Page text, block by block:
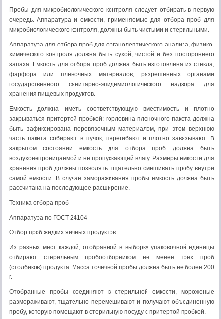
Пробы для микробиологического контроля следует отбирать в первую
очередь. Аппаратура и емкости, применяемые для отбора проб для
микробиологического контроля, должны быть чистыми и стерильными.
Аппаратура для отбора проб для органолептического анализа, физико-
химического контроля должна быть сухой, чистой и без постороннего
запаха. Емкость для отбора проб должна быть изготовлена из стекла,
фарфора или пленочных материалов, разрешенных органами
государственного санитарно-эпидемиологического надзора для
хранения пищевых продуктов.
Емкость должна иметь соответствующую вместимость и плотно
закрываться притертой пробкой: горловина пленочного пакета должна
быть зафиксирована перевязочным материалом, при этом верхнюю
часть пакета собирают в пучок, перегибают и плотно завязывают. В
закрытом состоянии емкость для отбора проб должна быть
воздухонепроницаемой и не пропускающей влагу. Размеры емкости для
хранения проб должны позволять тщательно смешивать пробу внутри
самой емкости. В случае замораживания пробы емкость должна быть
рассчитана на последующее расширение.
Техника отбора проб
Аппаратура по ГОСТ 24104
Отбор проб жидких яичных продуктов
Из разных мест каждой, отобранной в выборку упаковочной единицы
отбирают стерильным пробоотборником не менее трех проб
(столбиков) продукта. Масса точечной пробы должна быть не более 200
г.
Отобранные пробы соединяют в стерильной емкости, мороженые
размораживают, тщательно перемешивают и получают объединенную
пробу, которую помещают в стерильную посуду с притертой пробкой.